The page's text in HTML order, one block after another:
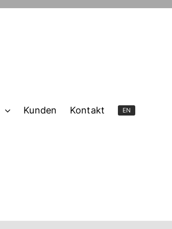
Kunden Kontakt EN